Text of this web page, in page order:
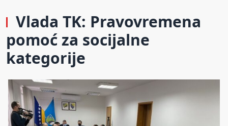
Vlada TK: Pravovremena
pomoć za socijalne
kategorije